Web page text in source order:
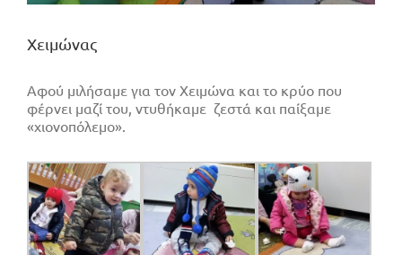
Χειμώνας
Αφού μιλήσαμε για τον Χειμώνα και το κρύο που
φέρνει μαζί του, ντυθήκαμε ζεστά και παίξαμε
«χιονοπόλεμο».